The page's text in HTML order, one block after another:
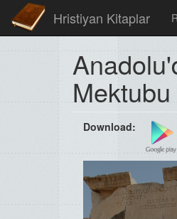
Hristiyan Kitaplar
Mektubu
Download: